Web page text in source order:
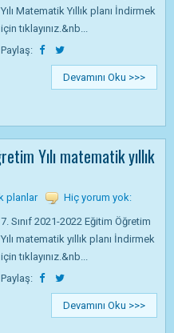
Yılı Matematik Yıllık planı İndirmek
için tıklayınız.&nb...
Paylaş:
Devamını Oku >>>
Yılı matematik yıllık
planlar
Hiç yorum yok:
7. Sınıf 2021-2022 Eğitim Öğretim
Yılı matematik yıllık planı İndirmek
için tıklayınız.&nb...
Paylaş:
Devamını Oku >>>